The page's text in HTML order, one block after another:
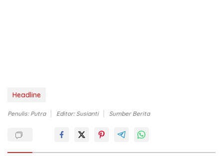
Headline
Penulis: Putra Editor: Susianti Sumber Berita